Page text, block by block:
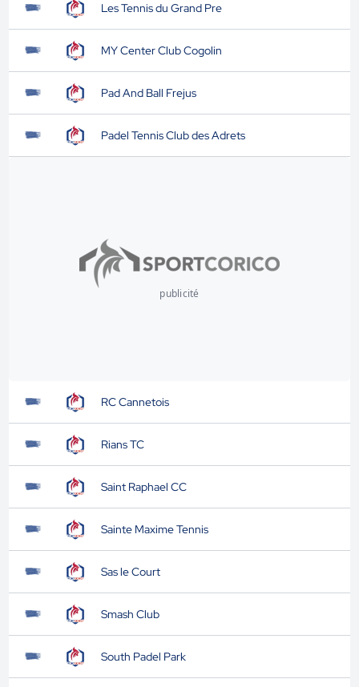
Les Tennis du Grand Pre
MY Center Club Cogolin
Pad And Ball Frejus
Padel Tennis Club des Adrets
publicité
RC Cannetois
Rians TC
Saint Raphael CC
Sainte Maxime Tennis
Sas le Court
Smash Club
South Padel Park